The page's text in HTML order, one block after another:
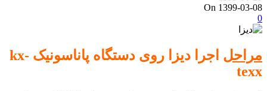
On 1399-03-08
0
مراحل
اجرا دیزا روی دستگاه پاناسونیک kx-
texx